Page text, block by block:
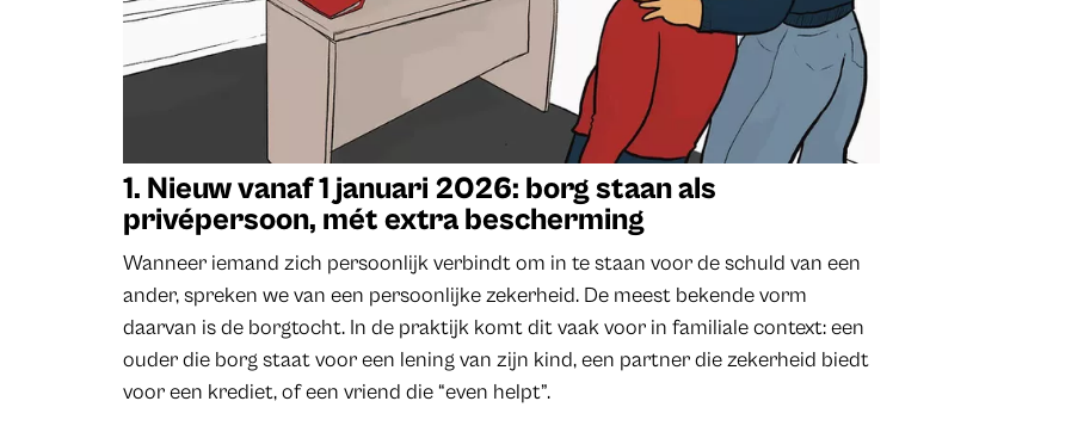
1. Nieuw vanaf 1 januari 2026: borg staan als
privépersoon, mét extra bescherming
Wanneer iemand zich persoonlijk verbindt om in te staan voor de schuld van een
ander, spreken we van een persoonlijke zekerheid. De meest bekende vorm
daarvan is de borgtocht. In de praktijk komt dit vaak voor in familiale context: een
ouder die borg staat voor een lening van zijn kind, een partner die zekerheid biedt
voor een krediet, of een vriend die “even helpt”.